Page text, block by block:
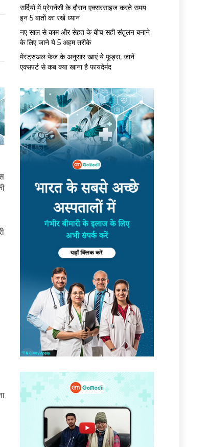
सर्द‍ियों में प्रेगनेंसी के दौरान एक्सरसाइज करते समय
इन 5 बातों का रखें ध्यान
नए साल से काम और सेहत के बीच सही संतुलन बनाने
के लिए जाने ये 5 अहम तरीके
मेंस्ट्रुअल फेज के अनुसार खाएं ये फूड्स, जानें
एक्सपर्ट से कब क्या खाना है फायदेमंद